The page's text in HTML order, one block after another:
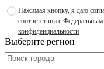
Нажимая кнопку, я даю
соответствии с
конфиденциальности
Выберите регион